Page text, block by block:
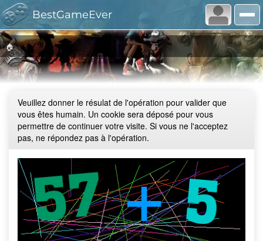
BestGameEver
🏠
Veuillez donner le résulat de l'opération pour valider que
vous êtes humain. Un cookie sera déposé pour vous
permettre de continuer votre visite. Si vous ne l'acceptez
pas, ne répondez pas à l'opération.